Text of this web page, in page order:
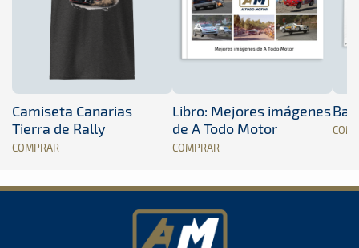
Camiseta Canarias
Tierra de Rally
COMPRAR
Libro: Mejores imágenes
de A Todo Motor
COMPRAR